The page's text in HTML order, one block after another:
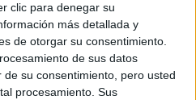
clic para denegar su
más detallada y
de otorgar su consentimiento.
de sus datos
su consentimiento, pero usted
procesamiento. Sus